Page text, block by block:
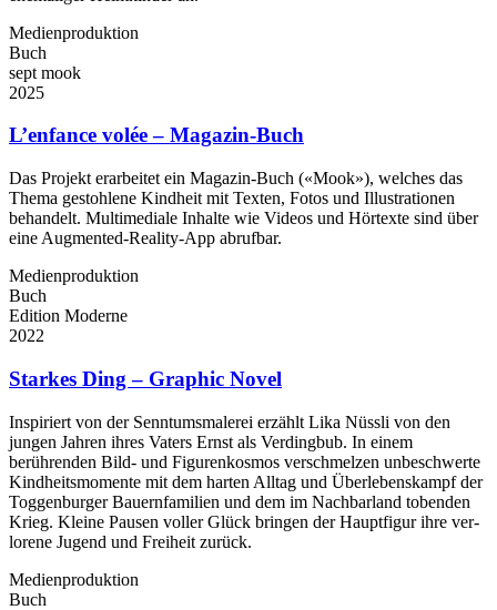
Medienproduktion
Buch
sept mook
2025
L’enfance volée – Magazin-Buch
Das Projekt erarbeitet ein Magazin-Buch («Mook»), welches das
Thema gestohlene Kindheit mit Texten, Fotos und Illustrationen
behandelt. Multimediale Inhalte wie Videos und Hörtexte sind über
eine Augmented-Reality-App abrufbar.
Medienproduktion
Buch
Edition Moderne
2022
Starkes Ding – Graphic Novel
Inspiriert von der Senntumsmalerei erzählt Lika Nüssli von den
jungen Jahren ihres Vaters Ernst als Verdingbub. In einem
berührenden Bild- und Figurenkosmos verschmelzen unbeschwerte
Kindheitsmomente mit dem harten ­Alltag und Überlebenskampf der
Toggenburger Bauernfamilien und dem im Nachbarland tobenden
Krieg. Kleine Pausen voller Glück bringen der Hauptfigur ihre ver­
lorene Jugend und Freiheit zurück.
Medienproduktion
Buch